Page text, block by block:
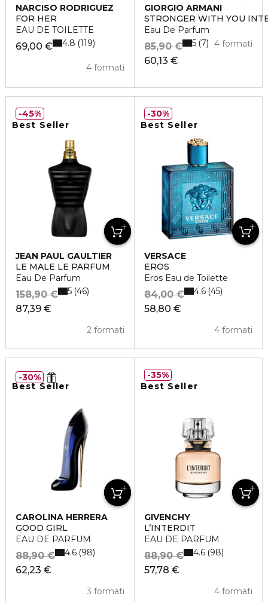
NARCISO RODRIGUEZ
FOR HER
EAU DE TOILETTE
69,00 €
4 formati
4.8 119
GIORGIO ARMANI
STRONGER WITH YOU
Eau De Parfum
60,13 €
85,90 € 4 formati
5 7
Best Seller
JEAN PAUL GAULTIER
LE MALE LE PARFUM
Eau De Parfum
87,39 €
158,90 €
2 formati
5 46
45%
Best Seller
VERSACE
EROS
Eros Eau de Toilette
58,80 €
84,00 €
4 formati
4.6 45
30%
Best Seller
CAROLINA HERRERA
GOOD GIRL
EAU DE PARFUM
62,23 €
88,90 €
3 formati
4.6 98
30%
Best Seller
GIVENCHY
L’INTERDIT
EAU DE PARFUM
57,78 €
88,90 €
4 formati
4.6 98
35%